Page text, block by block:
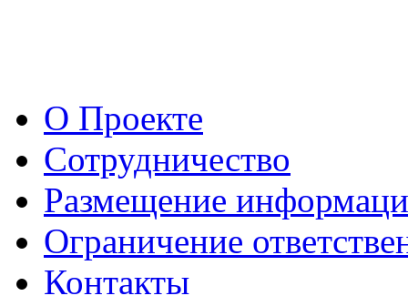
О Проекте
Сотрудничество
Размещение
Ограничение
Контакты